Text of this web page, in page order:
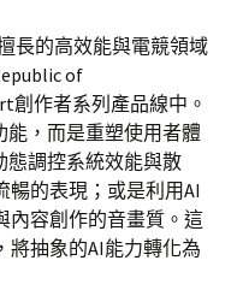
長的高效能與電競領域
of
創作者系列產品線中。
能，而是重塑使用者體
態調控系統效能與散
暢的表現；或是利用AI
內容創作的音畫質。這
將抽象的AI能力轉化為